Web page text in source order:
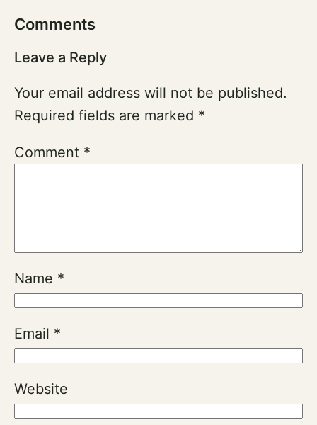
Comments
Leave a Reply
Your email address will not be published.
Required fields are marked *
Comment *
Name *
Email *
Website